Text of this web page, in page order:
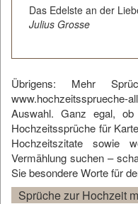
Das Edelste an der
Julius Grosse
Übrigens: Mehr
www.hochzeitssprueche-
Auswahl. Ganz egal,
Hochzeitssprüche für
Hochzeitszitate sowie
Vermählung suchen –
Sie besondere Worte für
Sprüche zur Hochzeit